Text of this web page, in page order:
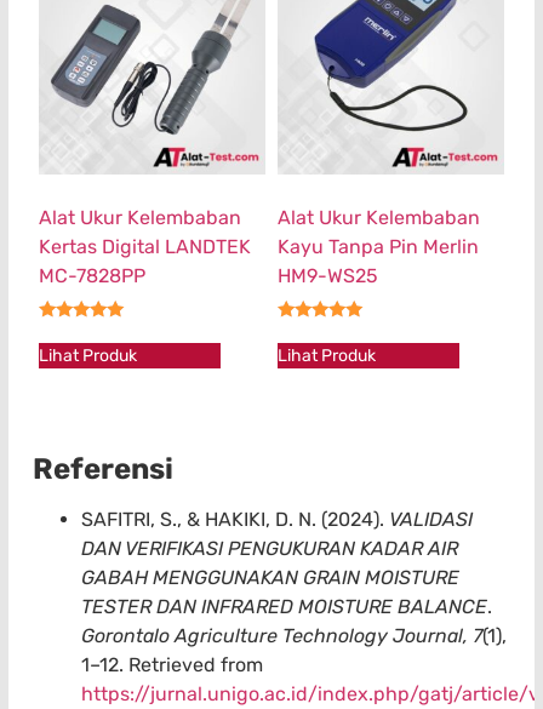
Alat Ukur Kelembaban
Kertas Digital LANDTEK
MC-7828PP
Lihat Produk
Alat Ukur Kelembaban
Kayu Tanpa Pin Merlin
HM9-WS25
Lihat Produk
Referensi
SAFITRI, S., & HAKIKI, D. N. (2024). VALIDASI
DAN VERIFIKASI PENGUKURAN KADAR AIR
GABAH MENGGUNAKAN GRAIN MOISTURE
TESTER DAN INFRARED MOISTURE BALANCE.
Gorontalo Agriculture Technology Journal, 7(1),
1–12. Retrieved from
https://jurnal.unigo.ac.id/index.php/gatj/article/